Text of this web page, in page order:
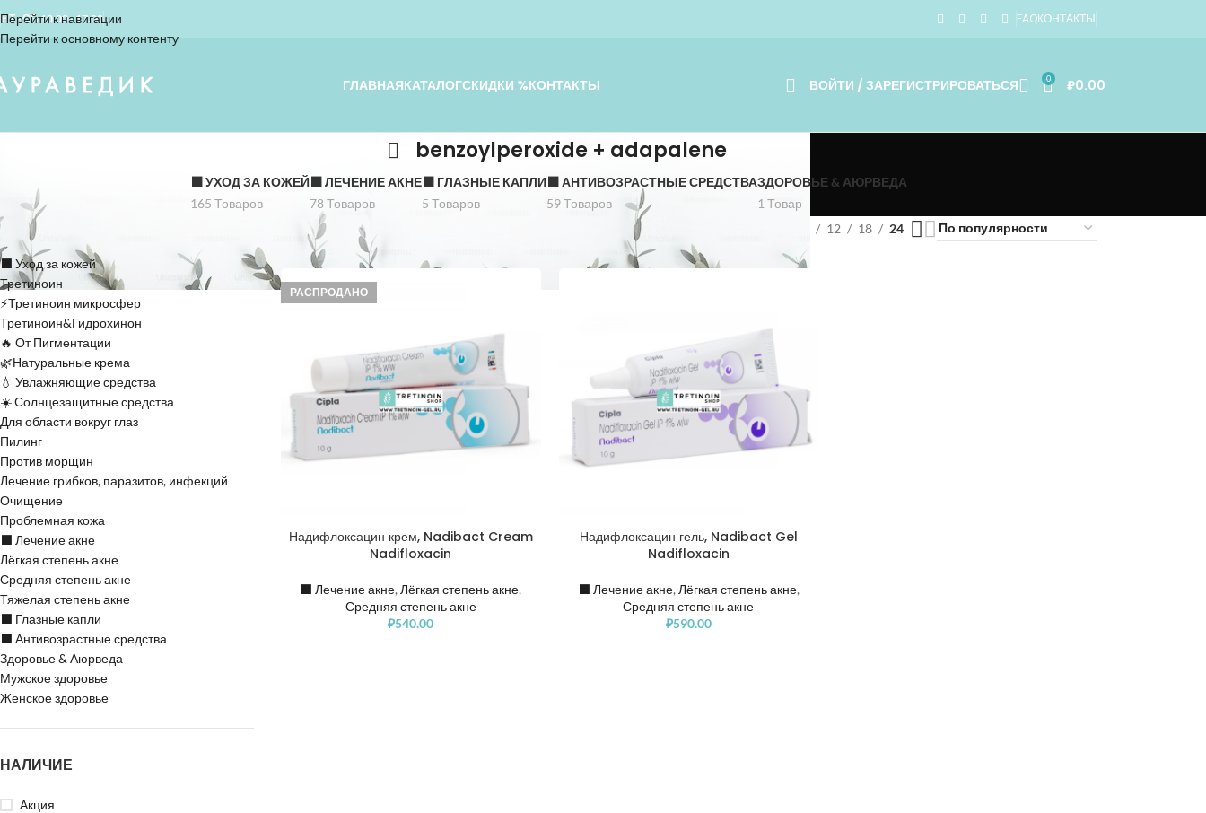
Перейти к навигации
Перейти к основному контенту
ВТ - СБ 10.00 - 17.00 FAQКОНТАКТЫ
ГЛАВНАЯКАТАЛОГСКИДКИ %КОНТАКТЫ ВОЙТИ / ЗАРЕГИСТРИРОВАТЬСЯ 0 ₽0.00
benzoylperoxide + adapalene
⬛️ УХОД ЗА КОЖЕЙ
165 Товаров
⬛️ ЛЕЧЕНИЕ АКНЕ
78 Товаров
⬛️ ГЛАЗНЫЕ КАПЛИ
5 Товаров
⬛️ АНТИВОЗРАСТНЫЕ СРЕДСТВА
59 Товаров
ЗДОРОВЬЕ & АЮРВЕДА
1 Товар
КАТЕГОРИИ
⬛️ Уход за кожей
Третиноин
⚡Третиноин микросфер
Третиноин&Гидрохинон
🔥 От Пигментации
🌿Натуральные крема
💧 Увлажняющие средства
☀️ Солнцезащитные средства
Для области вокруг глаз
Пилинг
Против морщин
Лечение грибков, паразитов, инфекций
Очищение
Проблемная кожа
⬛️ Лечение акне
Лёгкая степень акне
Средняя степень акне
Тяжелая степень акне
⬛️ Глазные капли
⬛️ Антивозрастные средства
Здоровье & Аюрведа
Мужское здоровье
Женское здоровье
НАЛИЧИЕ
Акция
Home »benzoylperoxide + adapalene 12 18 24
РАСПРОДАНО
Надифлоксацин крем, Nadibact Cream
Nadifloxacin
⬛️ Лечение акне,Лёгкая степень акне,
Средняя степень акне
₽540.00
Надифлоксацин гель, Nadibact Gel
Nadifloxacin
⬛️ Лечение акне, Лёгкая степень акне,
Средняя степень акне
₽590.00